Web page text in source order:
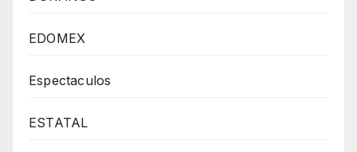
EDOMEX
Espectaculos
ESTATAL